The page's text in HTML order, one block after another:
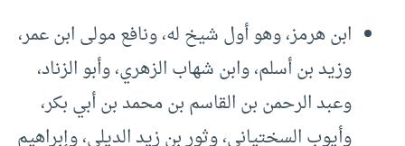
ابن هرمز، وهو أول شيخ له، ونافع مولى ابن عمر،
وزيد بن أسلم، وابن شهاب الزهري، وأبو الزناد،
وعبد الرحمن بن القاسم بن محمد بن أبي بكر،
وأيوب السختياني، وثور بن زيد الديلي، وإبراهيم